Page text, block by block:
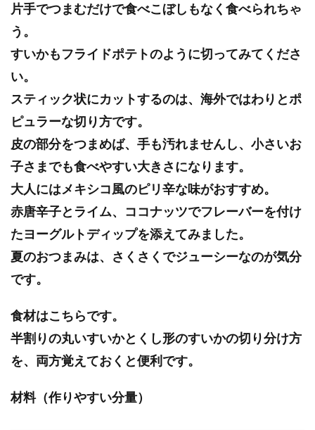
片手でつまむだけで食べこぼしもなく食べられちゃ
う。
すいかもフライドポテトのように切ってみてくださ
い。
スティック状にカットするのは、海外ではわりとポ
ピュラーな切り方です。
皮の部分をつまめば、手も汚れませんし、小さいお
子さまでも食べやすい大きさになります。
大人にはメキシコ風のピリ辛な味がおすすめ。
赤唐辛子とライム、ココナッツでフレーバーを付け
たヨーグルトディップを添えてみました。
夏のおつまみは、さくさくでジューシーなのが気分
です。
食材はこちらです。
半割りの丸いすいかとくし形のすいかの切り分け方
を、両方覚えておくと便利です。
材料（作りやすい分量）